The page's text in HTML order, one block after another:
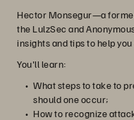
Hector Monsegur—a
the LulzSec and
insights and tips to help
You'll learn:
What steps to take to
should one occur;
How to recognize